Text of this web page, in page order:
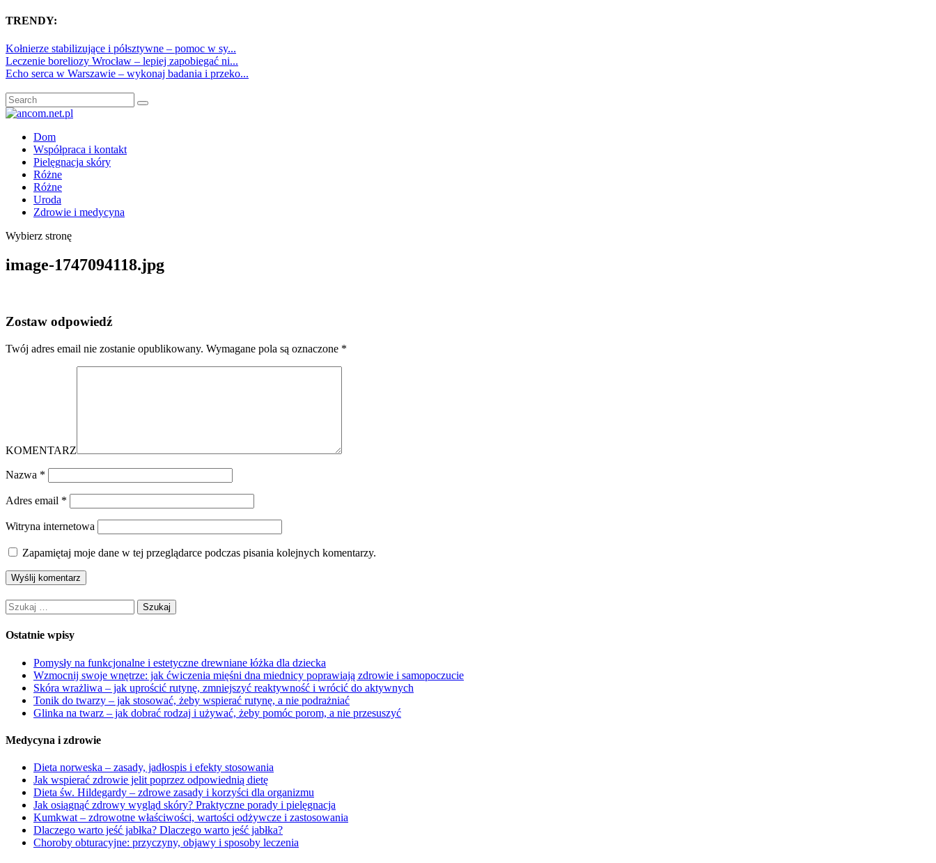
TRENDY:
Kołnierze stabilizujące i półsztywne – pomoc w sy...
Leczenie boreliozy Wrocław – lepiej zapobiegać ni...
Echo serca w Warszawie – wykonaj badania i przeko...
Dom
Współpraca i kontakt
Pielęgnacja skóry
Różne
Różne
Uroda
Zdrowie i medycyna
Wybierz stronę
image-1747094118.jpg
Zostaw odpowiedź
Twój adres email nie zostanie opublikowany. Wymagane pola są oznaczone *
KOMENTARZ
Nazwa *
Adres email *
Witryna internetowa
Zapamiętaj moje dane w tej przeglądarce podczas pisania kolejnych komentarzy.
Szukaj:
Ostatnie wpisy
Pomysły na funkcjonalne i estetyczne drewniane łóżka dla dziecka
Wzmocnij swoje wnętrze: jak ćwiczenia mięśni dna miednicy poprawiają zdrowie i samopoczucie
Skóra wrażliwa – jak uprościć rutynę, zmniejszyć reaktywność i wrócić do aktywnych
Tonik do twarzy – jak stosować, żeby wspierać rutynę, a nie podrażniać
Glinka na twarz – jak dobrać rodzaj i używać, żeby pomóc porom, a nie przesuszyć
Medycyna i zdrowie
Dieta norweska – zasady, jadłospis i efekty stosowania
Jak wspierać zdrowie jelit poprzez odpowiednią dietę
Dieta św. Hildegardy – zdrowe zasady i korzyści dla organizmu
Jak osiągnąć zdrowy wygląd skóry? Praktyczne porady i pielęgnacja
Kumkwat – zdrowotne właściwości, wartości odżywcze i zastosowania
Dlaczego warto jeść jabłka? Dlaczego warto jeść jabłka?
Choroby obturacyjne: przyczyny, objawy i sposoby leczenia